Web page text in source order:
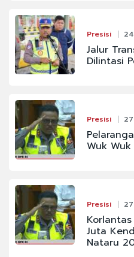
Presisi
Jalur
Dilintasi
Presisi
Wuk
Presisi
Juta
Nataru